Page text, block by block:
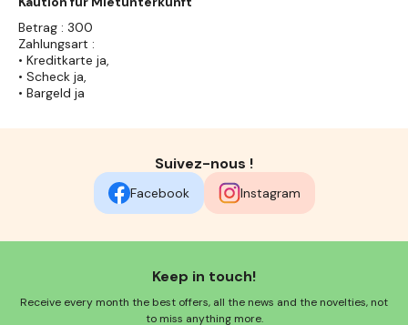
Betrag : 300
Zahlungsart :
• Kreditkarte ja,
• Scheck ja,
• Bargeld ja
Suivez-nous !
Facebook Instagram
Keep in touch!
Receive every month the best offers, all the news and the novelties, not
to miss anything more.